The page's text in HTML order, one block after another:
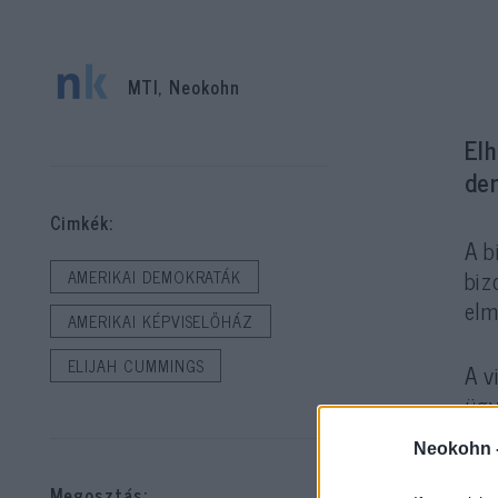
Neokohn
A
A
MTI, Neokohn
Cimkék:
AMERIKAI DEMOKRATÁK
AMERIKAI KÉPVISELŐHÁZ
ELIJAH CUMMINGS